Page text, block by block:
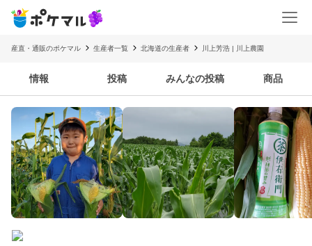
産直・通販のポケマル 生産者一覧 北海道の生産者 川上芳浩 | 川上農園
情報 投稿 みんなの投稿 商品